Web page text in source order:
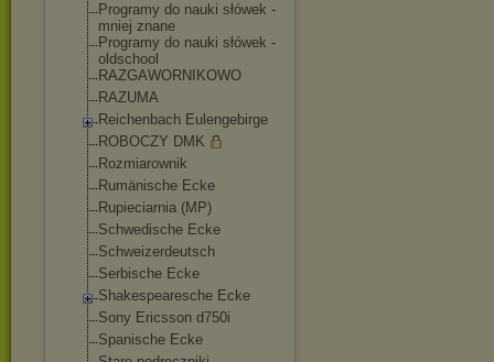
Programy do nauki słówek -
mniej znane
Programy do nauki słówek -
oldschool
RAZGAWORNIKOWO
RAZUMA
Reichenbach Eulengebirge
ROBOCZY DMK
Rozmiarownik
Rumänische Ecke
Rupieciarnia (MP)
Schwedische Ecke
Schweizerdeutsch
Serbische Ecke
Shakespearesche Ecke
Sony Ericsson d750i
Spanische Ecke